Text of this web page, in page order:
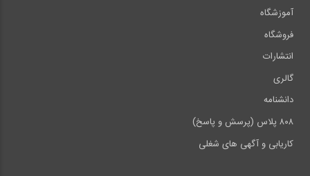
آموزشگاه
فروشگاه
انتشارات
گالری
دانشنامه
۸۰۸ پلاس (پرسش و پاسخ)
کاریابی و آگهی های شغلی